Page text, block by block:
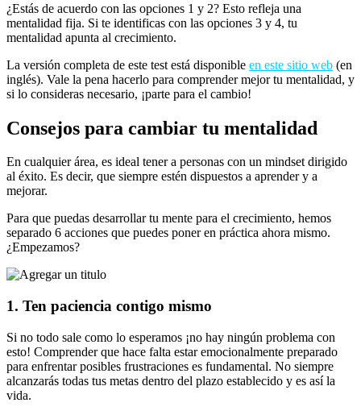
¿Estás de acuerdo con las opciones 1 y 2? Esto refleja una
mentalidad fija. Si te identificas con las opciones 3 y 4, tu
mentalidad apunta al crecimiento.
La versión completa de este test está disponible en este sitio web (en
inglés). Vale la pena hacerlo para comprender mejor tu mentalidad, y
si lo consideras necesario, ¡parte para el cambio!
Consejos para cambiar tu mentalidad
En cualquier área, es ideal tener a personas con un mindset dirigido
al éxito. Es decir, que siempre estén dispuestos a aprender y a
mejorar.
Para que puedas desarrollar tu mente para el crecimiento, hemos
separado 6 acciones que puedes poner en práctica ahora mismo.
¿Empezamos?
1. Ten paciencia contigo mismo
Si no todo sale como lo esperamos ¡no hay ningún problema con
esto! Comprender que hace falta estar emocionalmente preparado
para enfrentar posibles frustraciones es fundamental. No siempre
alcanzarás todas tus metas dentro del plazo establecido y es así la
vida.